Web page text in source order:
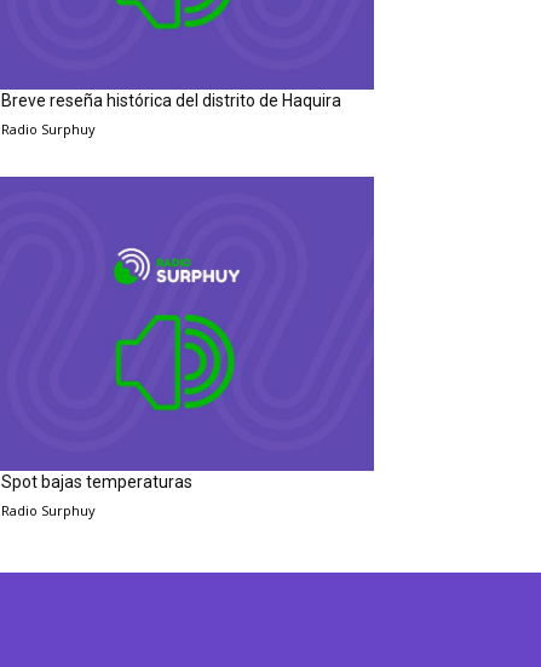
Breve reseña histórica del distrito de Haquira
Radio Surphuy
Spot bajas temperaturas
Radio Surphuy